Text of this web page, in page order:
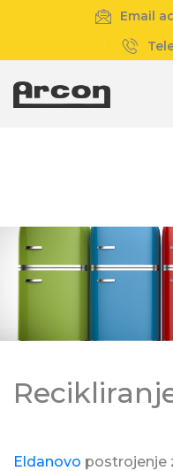
Email
Eldanovo postrojenje